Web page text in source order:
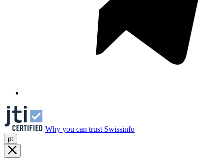
Why you can trust Swissinfo
pt